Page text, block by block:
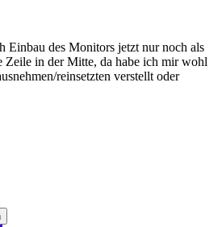
Einbau des Monitors jetzt nur noch als
Zeile in der Mitte, da habe ich mir wohl
reinsetzten verstellt oder